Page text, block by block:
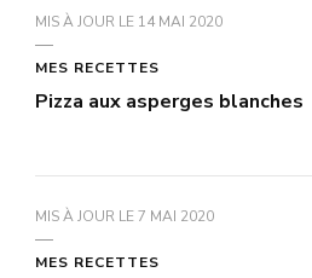
MIS À JOUR LE 14 MAI 2020
MES RECETTES
Pizza aux asperges blanches
MIS À JOUR LE7 MAI 2020
MES RECETTES